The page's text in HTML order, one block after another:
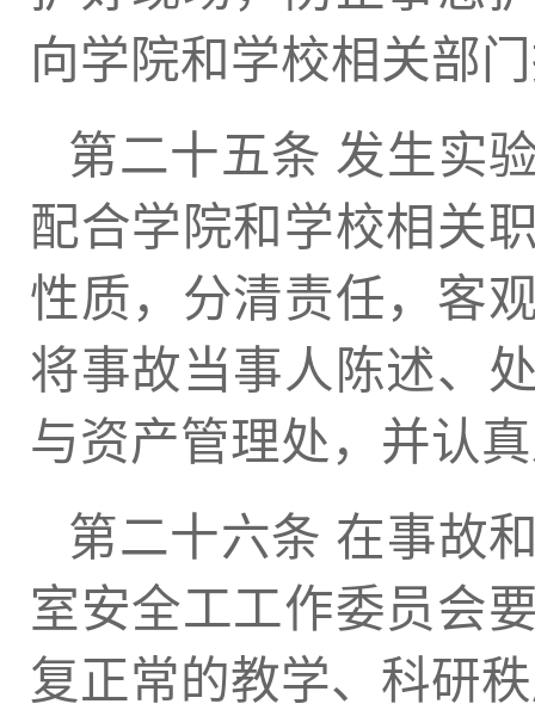
向学院和学校相关部
第二十五条 发生实
配合学院和学校相关
性质，分清责任，客
将事故当事人陈述、
与资产管理处，并认
第二十六条 在事故
室安全工工作委员会
复正常的教学、科研